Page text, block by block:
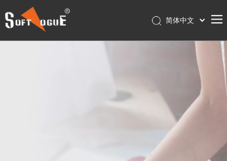
简体中文
Français
Português
Deutsch
日本語
Nederlands